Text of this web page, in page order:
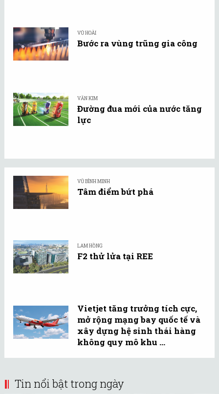
VŨ HOÀI
Bước ra vùng trũng gia công
VĂN KIM
Đường đua mới của nước tăng
lực
VŨ BÌNH MINH
Tâm điểm bứt phá
LAM HỒNG
F2 thử lửa tại REE
Vietjet tăng trưởng tích cực,
mở rộng mạng bay quốc tế và
xây dựng hệ sinh thái hàng
không quy mô khu ...
Tin nổi bật trong ngày